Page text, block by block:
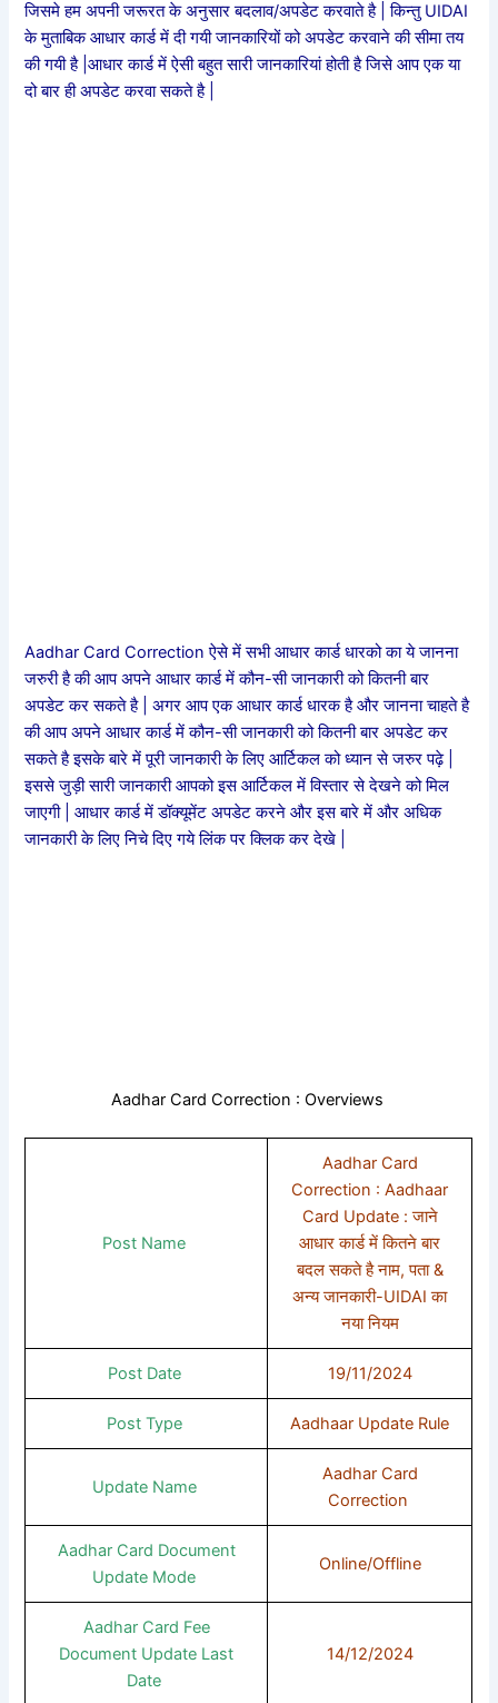
जिसमे हम अपनी जरूरत के अनुसार बदलाव/अपडेट करवाते है | किन्तु UIDAI
के मुताबिक आधार कार्ड में दी गयी जानकारियों को अपडेट करवाने की सीमा तय
की गयी है |आधार कार्ड में ऐसी बहुत सारी जानकारियां होती है जिसे आप एक या
दो बार ही अपडेट करवा सकते है |
Aadhar Card Correction ऐसे में सभी आधार कार्ड धारको का ये जानना
जरुरी है की आप अपने आधार कार्ड में कौन-सी जानकारी को कितनी बार
अपडेट कर सकते है | अगर आप एक आधार कार्ड धारक है और जानना चाहते है
की आप अपने आधार कार्ड में कौन-सी जानकारी को कितनी बार अपडेट कर
सकते है इसके बारे में पूरी जानकारी के लिए आर्टिकल को ध्यान से जरुर पढ़े |
इससे जुड़ी सारी जानकारी आपको इस आर्टिकल में विस्तार से देखने को मिल
जाएगी | आधार कार्ड में डॉक्यूमेंट अपडेट करने और इस बारे में और अधिक
जानकारी के लिए निचे दिए गये लिंक पर क्लिक कर देखे |
Aadhar Card Correction : Overviews
Post Name
Aadhar Card
Correction : Aadhaar
Card Update : जाने
आधार कार्ड में कितने बार
बदल सकते है नाम, पता &
अन्य जानकारी-UIDAI का
नया नियम
Post Date 19/11/2024
Post Type Aadhaar Update Rule
Update Name
Aadhar Card
Correction
Aadhar Card Document
Update Mode
Online/Offline
Aadhar Card Fee
Document Update Last
Date
14/12/2024